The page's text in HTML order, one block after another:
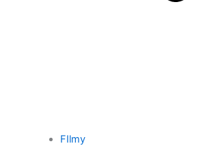
FIlmy